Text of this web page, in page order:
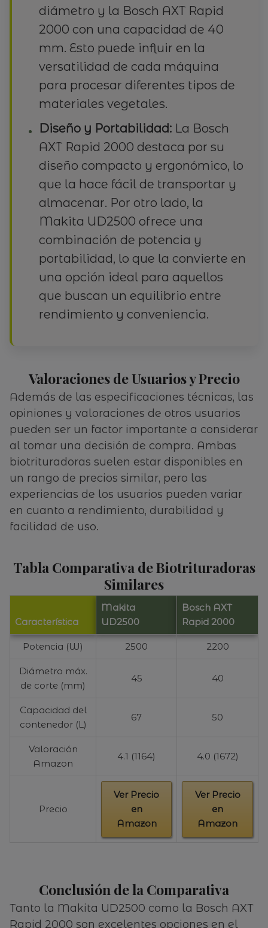
diámetro y la Bosch AXT Rapid
2000 con una capacidad de 40
mm. Esto puede influir en la
versatilidad de cada máquina
para procesar diferentes tipos de
materiales vegetales.
Diseño y Portabilidad: La Bosch
AXT Rapid 2000 destaca por su
diseño compacto y ergonómico, lo
que la hace fácil de transportar y
almacenar. Por otro lado, la
Makita UD2500 ofrece una
combinación de potencia y
portabilidad, lo que la convierte en
una opción ideal para aquellos
que buscan un equilibrio entre
rendimiento y conveniencia.
Valoraciones de Usuarios y Precio
Además de las especificaciones técnicas, las
opiniones y valoraciones de otros usuarios
pueden ser un factor importante a considerar
al tomar una decisión de compra. Ambas
biotrituradoras suelen estar disponibles en
un rango de precios similar, pero las
experiencias de los usuarios pueden variar
en cuanto a rendimiento, durabilidad y
facilidad de uso.
Tabla Comparativa de Biotrituradoras
Similares
Característica
Makita
UD2500
Bosch AXT
Rapid 2000
Potencia (W) 2500 2200
Diámetro máx.
de corte (mm)
45 40
Capacidad del
contenedor (L)
67 50
Valoración
Amazon
4.1 (1164) 4.0 (1672)
Precio
Ver Precio
en
Amazon
Ver Precio
en
Amazon
Conclusión de la Comparativa
Tanto la Makita UD2500 como la Bosch AXT
Rapid 2000 son excelentes opciones en el